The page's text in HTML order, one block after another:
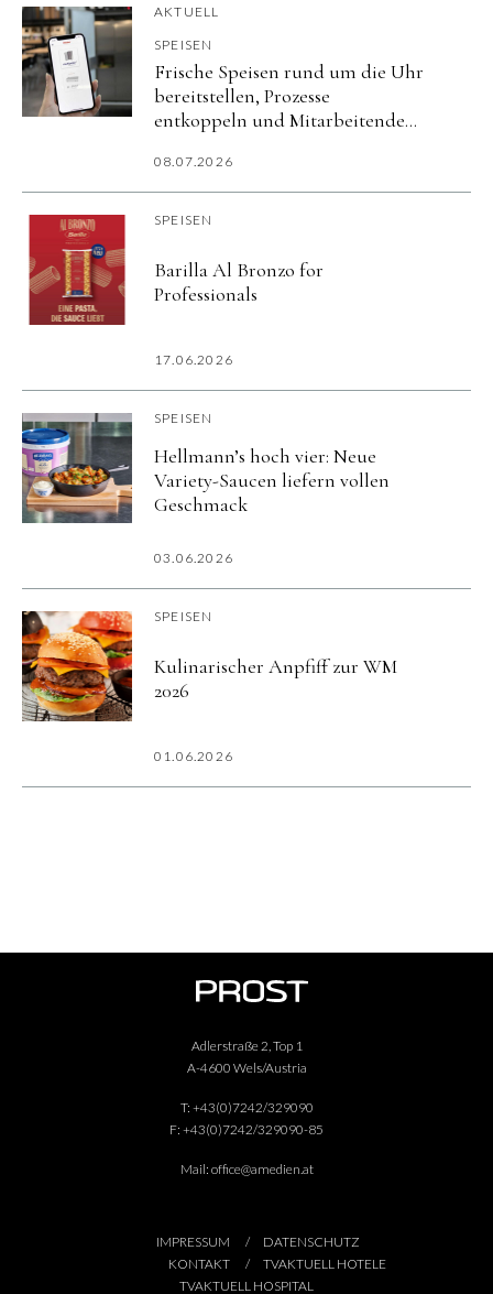
AKTUELL
SPEISEN
Frische Speisen rund um die Uhr
bereitstellen, Prozesse
entkoppeln und Mitarbeitende
08.07.2026
SPEISEN
Barilla Al Bronzo for
Professionals
17.06.2026
SPEISEN
Hellmann’s hoch vier: Neue
Variety-Saucen liefern vollen
Geschmack
03.06.2026
SPEISEN
Kulinarischer Anpfiff zur WM
2026
01.06.2026
Adlerstraße 2, Top 1
A-4600 Wels/Austria
T: +43(0)7242/329090
F: +43(0)7242/329090-85
Mail: office@amedien.at
IMPRESSUM
DATENSCHUTZ
KONTAKT
TVAKTUELL HOTELE
TVAKTUELL HOSPITAL